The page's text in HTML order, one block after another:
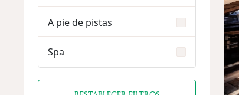
A pie de pistas
Spa